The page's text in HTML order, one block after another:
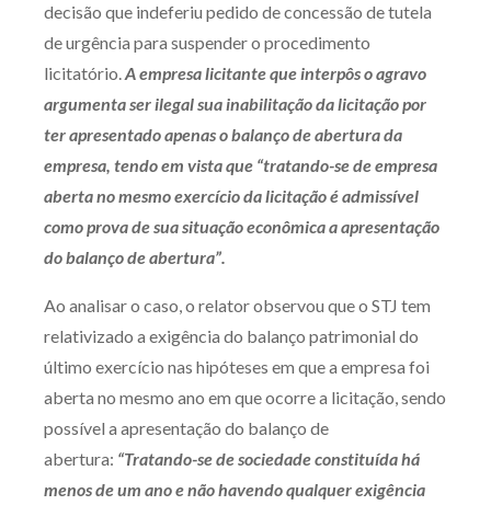
Zênite Fácil IA
Zênite Play
Orientação por Escrito
Mentoria Zênite
Capacitação
Zênite Online
Zênite in Company
Diferenciais
Receba por RSS
decisão que indeferiu pedido de concessão de tutela
de urgência para suspender o procedimento
licitatório.A empresa licitante que interpôs o agravo
argumenta ser ilegal sua inabilitação da licitação por
ter apresentado apenas o balanço de abertura da
empresa, tendo em vista que “tratando-se de empresa
aberta no mesmo exercício da licitação é admissível
como prova de sua situação econômica a apresentação
do balanço de abertura”.
Ao analisar o caso, o relator observou que o STJ tem
relativizado a exigência do balanço patrimonial do
último exercício nas hipóteses em que a empresa foi
aberta no mesmo ano em que ocorre a licitação, sendo
possível a apresentação do balanço de
abertura: “Tratando-se de sociedade constituída há
menos de um ano e não havendo qualquer exigência